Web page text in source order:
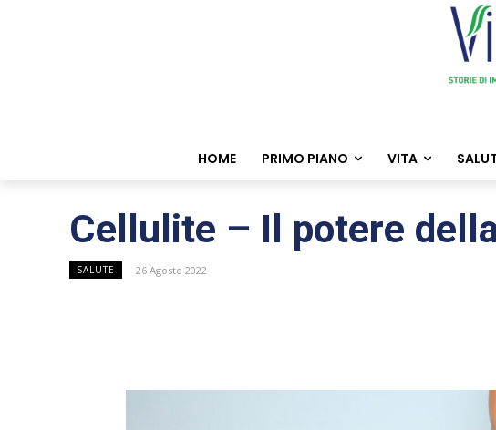
HOME PRIMO PIANO VITA
Cellulite – Il potere
SALUTE 26 Agosto 2022